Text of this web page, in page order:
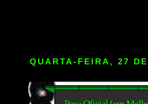
QUARTA-FEIRA, 27